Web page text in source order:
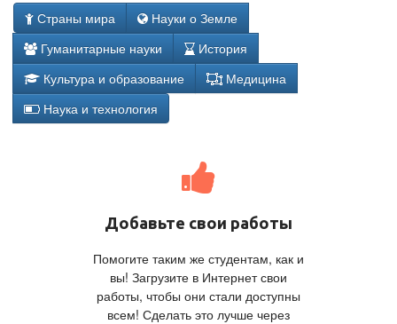
Страны мира
Науки о Земле
Гуманитарные науки
История
Культура и образование
Медицина
Наука и технология
Добавьте свои работы
Помогите таким же студентам, как и
вы! Загрузите в Интернет свои
работы, чтобы они стали доступны
всем! Сделать это лучше через